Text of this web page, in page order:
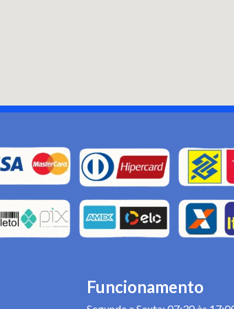
Funcionamento